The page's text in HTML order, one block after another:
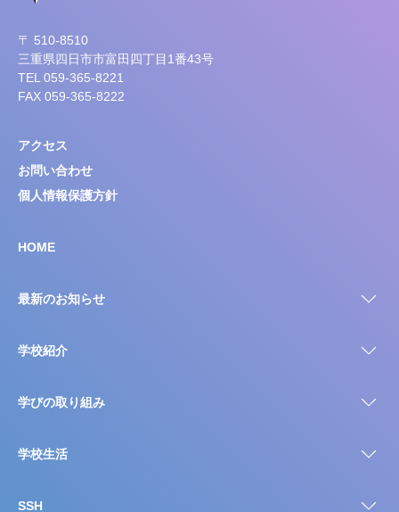
〒 510-8510
三重県四日市市富田四丁目1番43号
TEL 059-365-8221
FAX 059-365-8222
アクセス
お問い合わせ
個人情報保護方針
HOME
最新のお知らせ
学校紹介
学びの取り組み
学校生活
SSH